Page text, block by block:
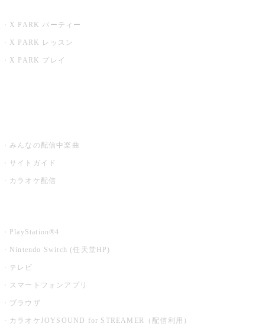
X PARK パーティー
X PARK レッスン
X PARK プレイ
みんなの配信中楽曲
サイトガイド
カラオケ配信
PlayStation®4
Nintendo Switch (任天堂HP)
テレビ
スマートフォンアプリ
ブラウザ
カラオケJOYSOUND for STREAMER（配信利用）